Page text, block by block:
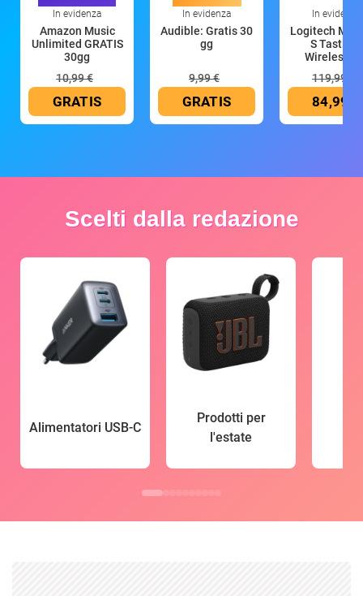
In evidenza
Amazon Music
Unlimited GRATIS
30gg
10,99 €
GRATIS
In evidenza
Audible: Gratis 30
gg
9,99 €
GRATIS
In evidenza
Logitech MX
S Tastiera
Wireless
119,99 €
84,99 €
Scelti dalla redazione
Alimentatori USB-C
Prodotti per
l'estate